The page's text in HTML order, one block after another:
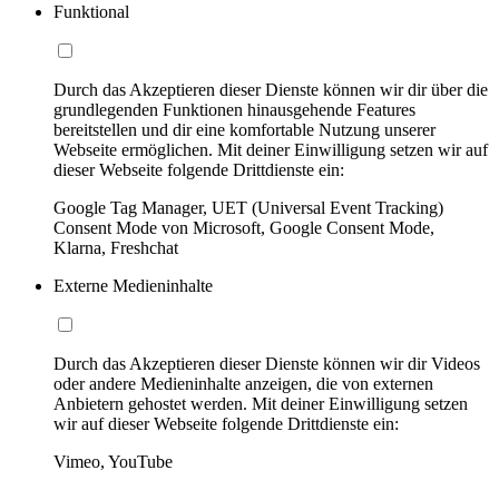
Funktional
Durch das Akzeptieren dieser Dienste können wir dir über die
grundlegenden Funktionen hinausgehende Features
bereitstellen und dir eine komfortable Nutzung unserer
Webseite ermöglichen. Mit deiner Einwilligung setzen wir auf
dieser Webseite folgende Drittdienste ein:
Google Tag Manager, UET (Universal Event Tracking)
Consent Mode von Microsoft, Google Consent Mode,
Klarna, Freshchat
Externe Medieninhalte
Durch das Akzeptieren dieser Dienste können wir dir Videos
oder andere Medieninhalte anzeigen, die von externen
Anbietern gehostet werden. Mit deiner Einwilligung setzen
wir auf dieser Webseite folgende Drittdienste ein:
Vimeo, YouTube